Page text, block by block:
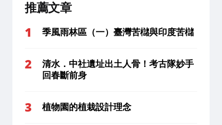
推薦文章
季風雨林區（一）臺灣苦櫧與印度苦櫧
清水．中社遺址出土人骨！考古隊妙手
回春斷前身
植物園的植栽設計理念